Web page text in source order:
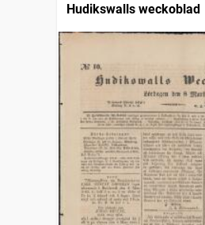
Hudikswalls weckoblad